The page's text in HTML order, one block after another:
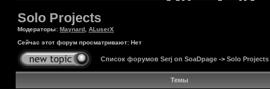
Solo Projects
Модераторы: Maynard ALuserX
Сейчас этот форум просматривают: Нет
Список форумов Serj on SoaDpage -> Solo Projects
Темы